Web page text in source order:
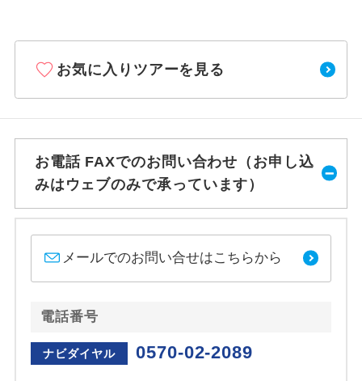
お気に入りツアーを見る
お電話 FAXでのお問い合わせ（お申し込
みはウェブのみで承っています）
メールでのお問い合せはこちらから
電話番号
ナビダイヤル 0570-02-2089